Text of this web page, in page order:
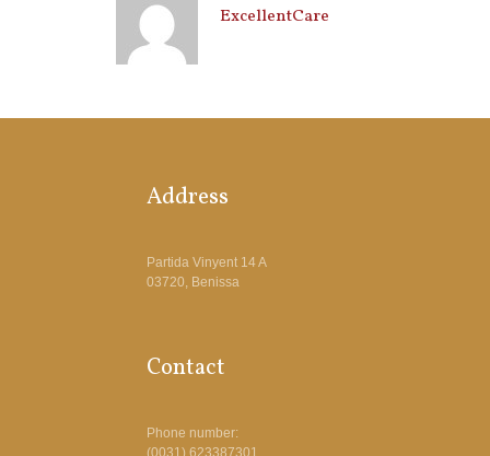
ExcellentCare
Address
Partida Vinyent 14 A
03720, Benissa
Contact
Phone number:
(0031) 623387301